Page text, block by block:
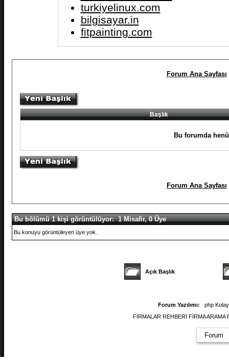
turkiyelinux.com
bilgisayar.in
fitpainting.com
Forum Ana Sayfası
Başlık
Bu forumda
Forum Ana Sayfası
Bu bölümü 1 kişi görüntülüyor: 1 Misafir, 0 Üye
Bu konuyu görüntüleyen üye yok.
Açık Başlık
Forum Yazılımı:
php
FİRMALAR REHBERİ FİRMA
Forum